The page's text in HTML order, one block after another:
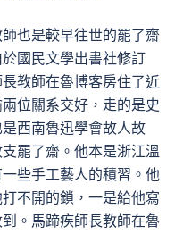
也是較早往世的罷了齋
國民文學出書社修訂
教師在魯博客房住了近
位關系交好，走的是史
西南魯迅學會故人故
罷了齋。他本是浙江溫
些手工藝人的積習。他
不開的鎖，一是給他寫
。馬蹄疾師長教師在魯